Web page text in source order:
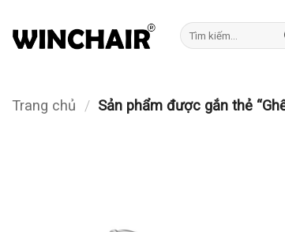
qua
Tìm
kiếm:
Trang chủ / Sản phẩm được gắn thẻ